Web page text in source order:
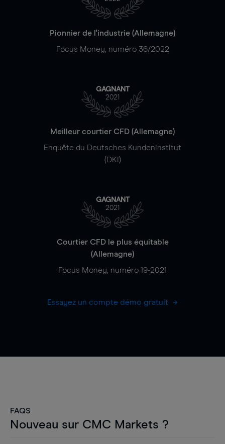
Pionnier de l'industrie (Allemagne)
Focus Money, numéro 36/2022
GAGNANT
2021
Meilleur courtier CFD (Allemagne)
Enquête du Deutsches Kundeninstitut
(DKI)
GAGNANT
2021
Courtier CFD le plus équitable
(Allemagne)
Focus Money, numéro 19-2021
Essayez un compte démo gratuit
FAQS
Nouveau sur CMC Markets ?